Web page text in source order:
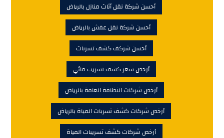
أحسن شركة نقل أثاث منازل بالرياض
أحسن شركة نقل عفش بالرياض
أحسن شركف كشف تسربات
أرخص سعر كشف تسريب مائي
أرخص شركات النظافة العامة بالرياض
أرخص شركات كشف تسربات المياة بالرياض
أرخص شركات كشف تسريبات المياة